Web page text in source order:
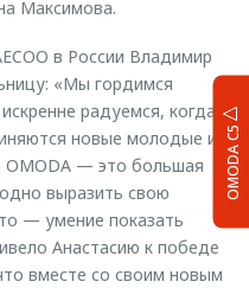
OMODA C5
Максимова.
в России Владимир
«Мы гордимся
радуемся, когда
новые молодые и
— это большая
выразить свою
— умение показать
Анастасию к победе
вместе со своим новым